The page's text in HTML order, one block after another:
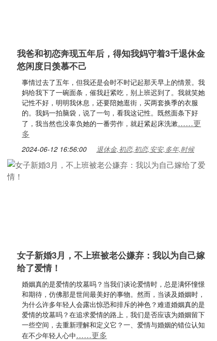
我爸和初恋奔现五年后，得知我妈守着3千退休金
悠闲度日羡慕不己
事情过去了五年，但我还是会时不时记起那天早上的情景。我
妈给我下了一碗面条，催我赶紧吃，别上班迟到了。我就笑她
记性不好，明明我休息，还要陪她逛街，买两套换季的衣服
的。我妈一拍脑袋，说了一句，看我这记性。既然面条下好
了，我当然也没辜负她的一番劳作，就赶紧起床洗漱……更
多
2024-06-12 16:56:00 退休金,初恋,初恋,安安,多年,时候
女子新婚3月，不上班被老公嫌弃：我以为自己嫁
给了爱情！
婚姻真的是爱情的坟墓吗？当我们谈论爱情时，总是满怀憧憬
和期待，仿佛那是世间最美好的事物。然而，当谈及婚姻时，
为什么许多年轻人会露出惊恐和排斥的神色？难道婚姻真的是
爱情的坟墓吗？在追求爱情的路上，我们是否应该为婚姻留下
一些空间，去重新理解和定义它？一、爱情与婚姻的错位认知
在不少年轻人心中……更多